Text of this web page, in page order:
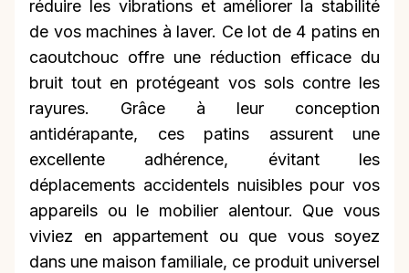
réduire les vibrations et améliorer la stabilité
de vos machines à laver. Ce lot de 4 patins en
caoutchouc offre une réduction efficace du
bruit tout en protégeant vos sols contre les
rayures. Grâce à leur conception
antidérapante, ces patins assurent une
excellente adhérence, évitant les
déplacements accidentels nuisibles pour vos
appareils ou le mobilier alentour. Que vous
viviez en appartement ou que vous soyez
dans une maison familiale, ce produit universel